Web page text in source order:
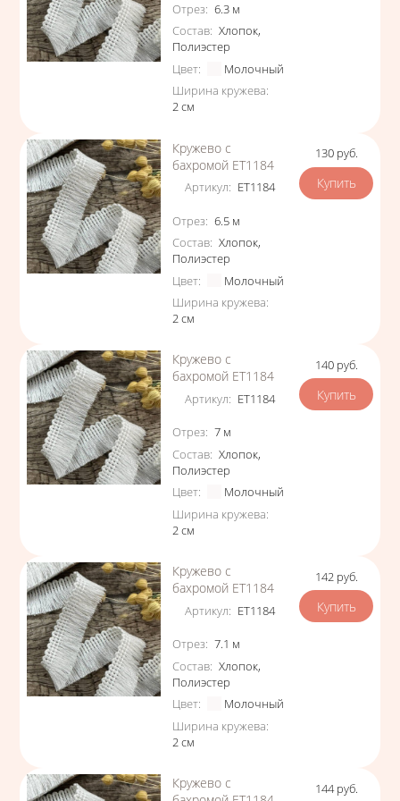
Отрез: 6.3 м
Состав: Хлопок,
Полиэстер
Цвет:
Молочный
Ширина кружева:
2см
Кружево с
бахромой ЕТ1184
Артикул: ЕТ1184
Характеристики
Отрез: 6.5 м
Состав: Хлопок,
Полиэстер
Цвет:
Молочный
Ширина кружева:
2см
Цена
130 руб.
Кружево с
бахромой ЕТ1184
Артикул: ЕТ1184
Характеристики
Отрез: 7 м
Состав: Хлопок,
Полиэстер
Цвет:
Молочный
Ширина кружева:
2см
Цена
140 руб.
Кружево с
бахромой ЕТ1184
Артикул: ЕТ1184
Характеристики
Отрез: 7.1 м
Состав: Хлопок,
Полиэстер
Цвет:
Молочный
Ширина кружева:
2см
Цена
142 руб.
Кружево с
Цена
144 руб.